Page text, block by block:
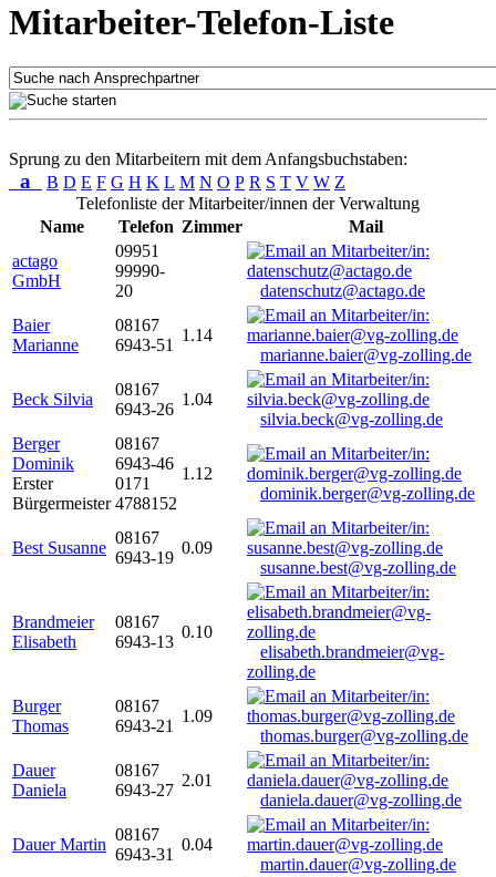
Mitarbeiter-Telefon-Liste
Sprung zu den Mitarbeitern mit dem Anfangsbuchstaben:
a B D E F G H K L M N O P R S T V W Z
Telefonliste der Mitarbeiter/innen der Verwaltung
Name
Telefon Zimmer
Mail
actago
GmbH
09951
99990-
20
datenschutz@actago.de
Baier
Marianne
08167
6943-51
1.14
marianne.baier@vg-zolling.de
Beck Silvia
08167
6943-26
1.04
silvia.beck@vg-zolling.de
Berger
Dominik
Erster
Bürgermeister
08167
6943-46
0171
4788152
1.12
dominik.berger@vg-zolling.de
Best Susanne
08167
6943-19
0.09
susanne.best@vg-zolling.de
Brandmeier
Elisabeth
08167
6943-13
0.10
elisabeth.brandmeier@vg-
zolling.de
Burger
Thomas
08167
6943-21
1.09
thomas.burger@vg-zolling.de
Dauer
Daniela
08167
6943-27
2.01
daniela.dauer@vg-zolling.de
Dauer Martin
08167
6943-31
0.04
martin.dauer@vg-zolling.de